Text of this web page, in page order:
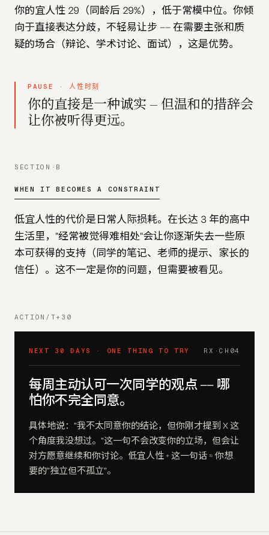
你的宜人性 29（同龄后 29%），低于常模中位。你倾
向于直接表达分歧，不轻易让步 —— 在需要主张和质
疑的场合（辩论、学术讨论、面试），这是优势。
PAUSE · 人性时刻
你的直接是一种诚实 — 但温和的措辞会
让你被听得更远。
SECTION·B
WHEN IT BECOMES A CONSTRAINT
低宜人性的代价是日常人际损耗。在长达 3 年的高中
生活里，"经常被觉得难相处"会让你逐渐失去一些原
本可获得的支持（同学的笔记、老师的提示、家长的
信任）。这不一定是你的问题，但需要被看见。
ACTION/T+30
NEXT 30 DAYS · ONE THING TO TRY RX·CH 04
每周主动认可一次同学的观点 —— 哪
怕你不完全同意。
具体地说："我不太同意你的结论，但你刚才提到 X 这
个角度我没想过。"这一句不会改变你的立场，但会让
对方愿意继续和你讨论。低宜人性 + 这一句话 ≈ 你想
要的"独立但不孤立"。